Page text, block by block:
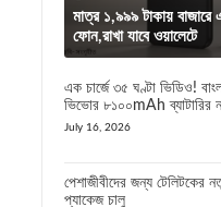
মাত্র ১,৯৯৯ টাকায় বাজারে
ফোন,রাখা যাবে ওয়ালেটে
এক চার্জে ৩৫ ঘণ্টা ভিডিও!
ভিভোর ৮১০০mAh ব্যাটারির
July 16, 2026
পেশাজীবীদের জন্য টেলিটকের
প্যাকেজ চালু